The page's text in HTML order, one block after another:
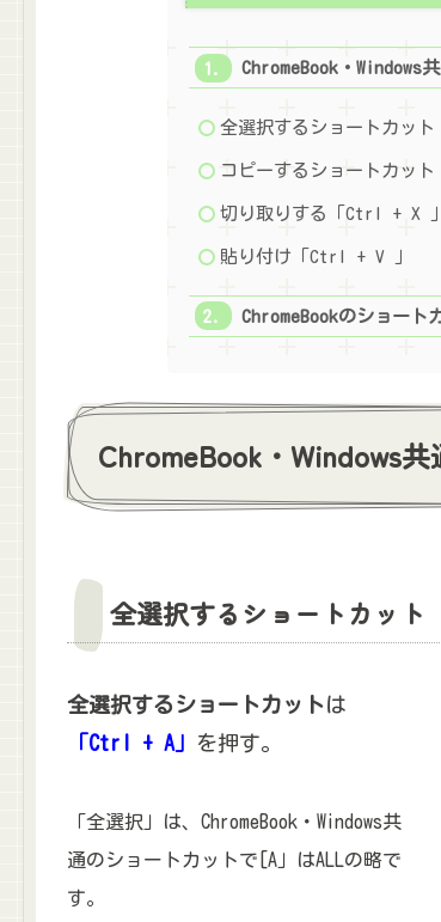
ChromeBook・Windows
全選択するショートカッ
コピーするショートカッ
切り取りする「Ctrl + X 」
貼り付け「Ctrl + V 」
ChromeBookのショート
ChromeBook・Windows
全選択するショートカット
全選択するショートカットは
「Ctrl + A」
を押す。
「全選択」は、ChromeBook・Windows共
通のショートカットで[A」はALLの略で
す。